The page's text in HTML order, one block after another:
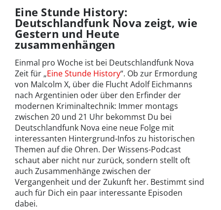
Eine Stunde History:
Deutschlandfunk Nova zeigt, wie
Gestern und Heute
zusammenhängen
Einmal pro Woche ist bei Deutschlandfunk Nova
Zeit für „Eine Stunde History“. Ob zur Ermordung
von Malcolm X, über die Flucht Adolf Eichmanns
nach Argentinien oder über den Erfinder der
modernen Kriminaltechnik: Immer montags
zwischen 20 und 21 Uhr bekommst Du bei
Deutschlandfunk Nova eine neue Folge mit
interessanten Hintergrund-Infos zu historischen
Themen auf die Ohren. Der Wissens-Podcast
schaut aber nicht nur zurück, sondern stellt oft
auch Zusammenhänge zwischen der
Vergangenheit und der Zukunft her. Bestimmt sind
auch für Dich ein paar interessante Episoden
dabei.